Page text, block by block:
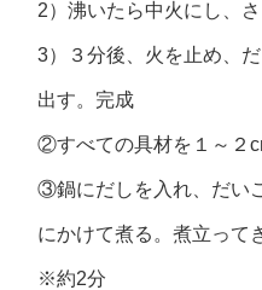
2）沸いたら中火にし、さ
3）３分後、火を止め、
出す。完成
②すべての具材を１～２
③鍋にだしを入れ、だい
にかけて煮る。煮立って
※約2分